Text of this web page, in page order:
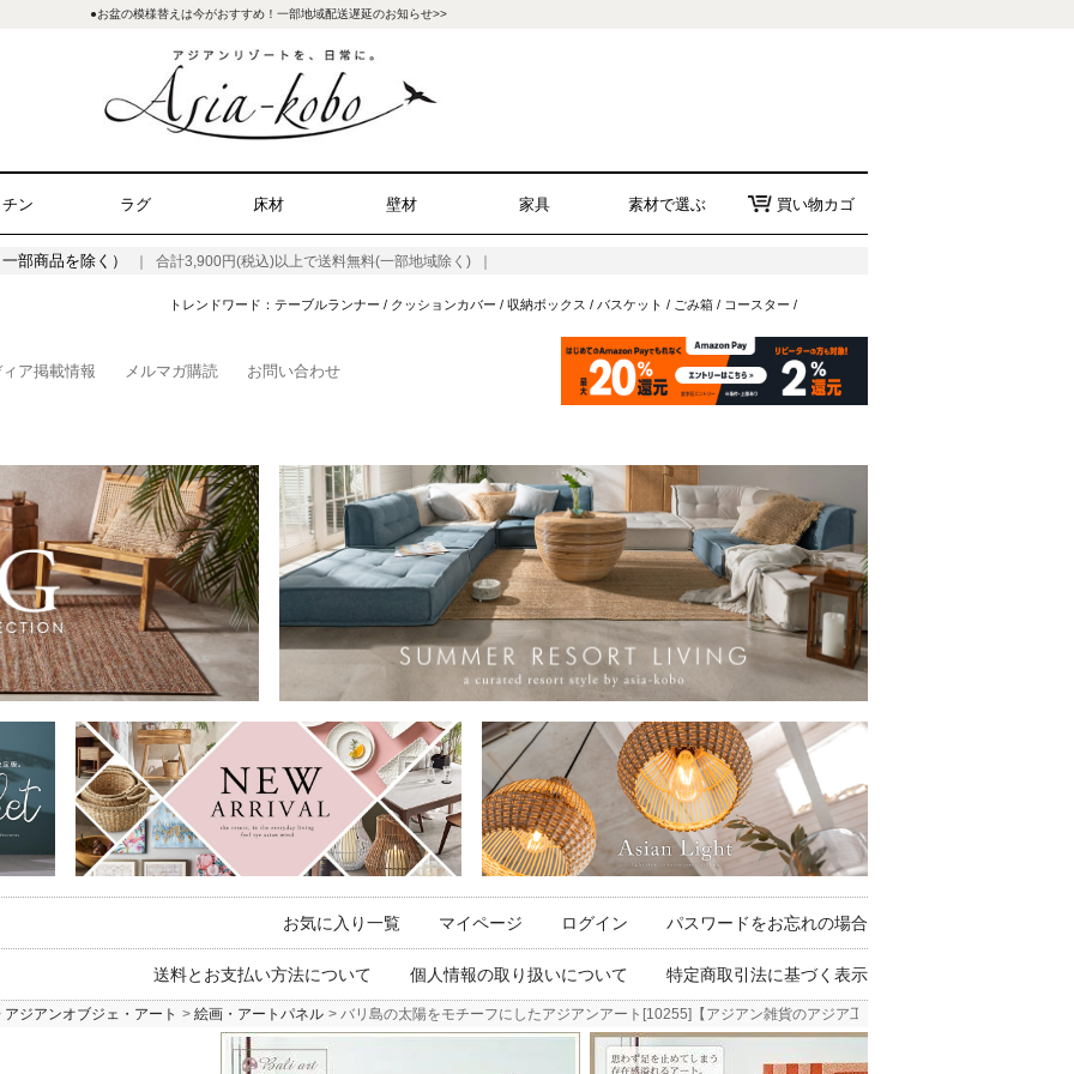
●お盆の模様替えは今がおすすめ！一部地域配送遅延のお知らせ>>
ン ラグ 床材 壁材 家具 素材で選ぶ 買い物カゴ
部商品を除く） ｜ 合計3,900円(税込)以上で送料無料(一部地域除く) ｜
トレンドワード： テーブルランナー / クッションカバー / 収納ボックス / バスケット / ごみ箱/ コースター /
ア掲載情報 メルマガ購読 お問い合わせ
お気に入り一覧 マイページ ログイン パスワードをお忘れの場合
送料とお支払い方法について 個人情報の取り扱いについて 特定商取引法に基づく表示
アジアンオブジェ・アート 絵画・アートパネル バリ島の太陽をモチーフにしたアジアンアート[10255]【アジアン雑貨のアジア工房本店】